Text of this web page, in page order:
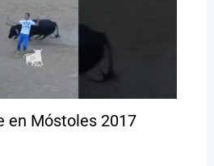
en Móstoles 2017